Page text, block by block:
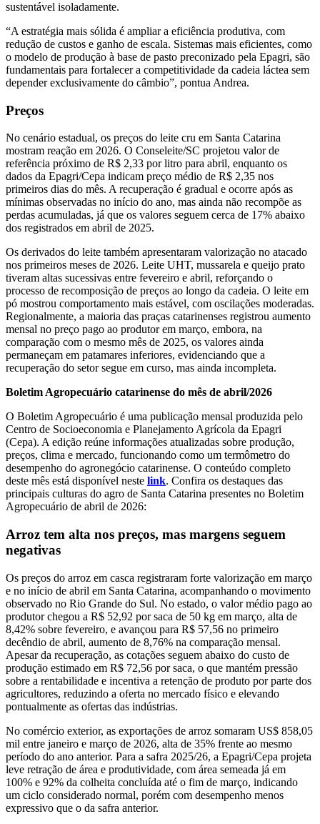
sustentável isoladamente.
“A estratégia mais sólida é ampliar a eficiência produtiva, com
redução de custos e ganho de escala. Sistemas mais eficientes, como
o modelo de produção à base de pasto preconizado pela Epagri, são
fundamentais para fortalecer a competitividade da cadeia láctea sem
depender exclusivamente do câmbio”, pontua Andrea.
Preços
No cenário estadual, os preços do leite cru em Santa Catarina
mostram reação em 2026. O Conseleite/SC projetou valor de
referência próximo de R$ 2,33 por litro para abril, enquanto os
dados da Epagri/Cepa indicam preço médio de R$ 2,35 nos
primeiros dias do mês. A recuperação é gradual e ocorre após as
mínimas observadas no início do ano, mas ainda não recompõe as
perdas acumuladas, já que os valores seguem cerca de 17% abaixo
dos registrados em abril de 2025.
Os derivados do leite também apresentaram valorização no atacado
nos primeiros meses de 2026. Leite UHT, mussarela e queijo prato
tiveram altas sucessivas entre fevereiro e abril, reforçando o
processo de recomposição de preços ao longo da cadeia. O leite em
pó mostrou comportamento mais estável, com oscilações moderadas.
Regionalmente, a maioria das praças catarinenses registrou aumento
mensal no preço pago ao produtor em março, embora, na
comparação com o mesmo mês de 2025, os valores ainda
permaneçam em patamares inferiores, evidenciando que a
recuperação do setor segue em curso, mas ainda incompleta.
Boletim Agropecuário catarinense do mês de abril/2026
O Boletim Agropecuário é uma publicação mensal produzida pelo
Centro de Socioeconomia e Planejamento Agrícola da Epagri
(Cepa). A edição reúne informações atualizadas sobre produção,
preços, clima e mercado, funcionando como um termômetro do
desempenho do agronegócio catarinense. O conteúdo completo
deste mês está disponível neste link. Confira os destaques das
principais culturas do agro de Santa Catarina presentes no Boletim
Agropecuário de abril de 2026:
Arroz tem alta nos preços, mas margens seguem
negativas
Os preços do arroz em casca registraram forte valorização em março
e no início de abril em Santa Catarina, acompanhando o movimento
observado no Rio Grande do Sul. No estado, o valor médio pago ao
produtor chegou a R$ 52,92 por saca de 50 kg em março, alta de
8,42% sobre fevereiro, e avançou para R$ 57,56 no primeiro
decêndio de abril, aumento de 8,76% na comparação mensal.
Apesar da recuperação, as cotações seguem abaixo do custo de
produção estimado em R$ 72,56 por saca, o que mantém pressão
sobre a rentabilidade e incentiva a retenção de produto por parte dos
agricultores, reduzindo a oferta no mercado físico e elevando
pontualmente as ofertas das indústrias.
No comércio exterior, as exportações de arroz somaram US$ 858,05
mil entre janeiro e março de 2026, alta de 35% frente ao mesmo
período do ano anterior. Para a safra 2025/26, a Epagri/Cepa projeta
leve retração de área e produtividade, com área semeada já em
100% e 92% da colheita concluída até o fim de março, indicando
um ciclo considerado normal, porém com desempenho menos
expressivo que o da safra anterior.